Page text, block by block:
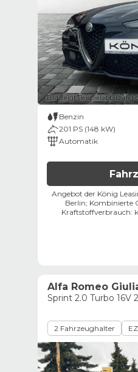
Bild zeigt Beispielabbildung
Benzin
201 PS (148 kW)
Automatik
Angebot der König
Berlin; Kombinierte
Kraftstoffverbrauch:
Alfa Romeo
Sprint 2.0 Turbo 16V
2 Fahrzeughalter